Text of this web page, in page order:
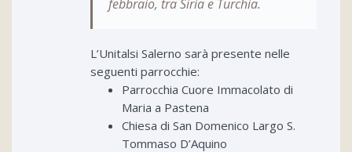
febbraio, tra Siria e Turchia.
L’Unitalsi Salerno sarà presente nelle
seguenti parrocchie:
Parrocchia Cuore Immacolato di
Maria a Pastena
Chiesa di San Domenico Largo S.
Tommaso D’Aquino